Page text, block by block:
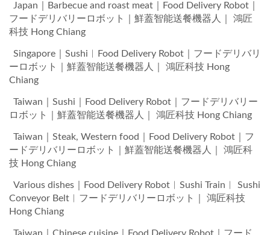
Japan｜Barbecue and roast meat｜Food Delivery Robot｜
フードデリバリーロボット｜鮮蓋智能送餐機器人｜ 鴻匠
科技 Hong Chiang
Singapore｜Sushi︱Food Delivery Robot｜フードデリバリ
ーロボット｜鮮蓋智能送餐機器人｜ 鴻匠科技 Hong
Chiang
Taiwan｜Sushi｜Food Delivery Robot｜フードデリバリー
ロボット｜鮮蓋智能送餐機器人｜ 鴻匠科技 Hong Chiang
Taiwan｜Steak, Western food｜Food Delivery Robot｜フ
ードデリバリーロボット｜鮮蓋智能送餐機器人｜ 鴻匠科
技 Hong Chiang
Various dishes｜Food Delivery Robot︱Sushi Train︱ Sushi
Conveyor Belt︱フードデリバリーロボット｜ 鴻匠科技
Hong Chiang